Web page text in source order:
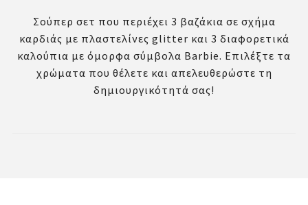
Σούπερ σετ που περιέχει 3 βαζάκια σε σχήμα
καρδιάς με πλαστελίνες glitter και 3 διαφορετικά
καλούπια με όμορφα σύμβολα Barbie. Επιλέξτε τα
χρώματα που θέλετε και απελευθερώστε τη
δημιουργικότητά σας!